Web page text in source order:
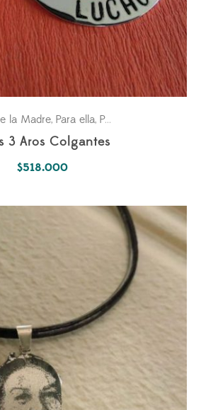
la Madre, Para ella, Pasiones
3 Aros Colgantes
$518.000